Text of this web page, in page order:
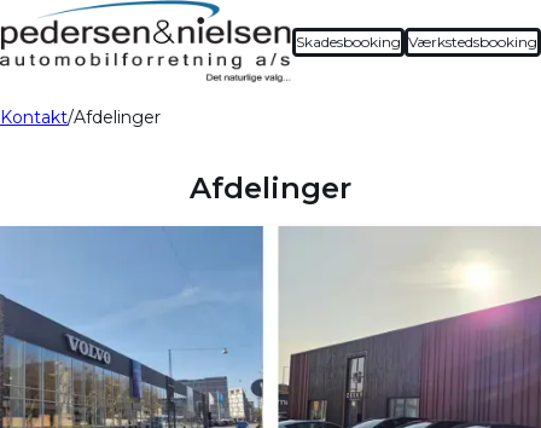
Skadesbooking Værkstedsbooking
Kontakt Afdelinger
Afdelinger